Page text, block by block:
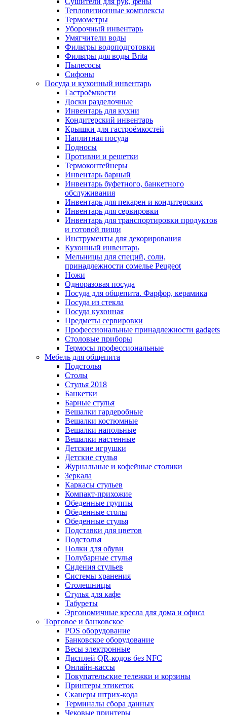
Тепловизионные комплексы
Термометры
Уборочный инвентарь
Умягчители воды
Фильтры водоподготовки
Фильтры для воды Brita
Пылесосы
Сифоны
Посуда и кухонный инвентарь
Гастроёмкости
Доски разделочные
Инвентарь для кухни
Кондитерский инвентарь
Крышки для гастроёмкостей
Наплитная посуда
Подносы
Противни и решетки
Термоконтейнеры
Инвентарь барный
Инвентарь буфетного, банкетного
обслуживания
Инвентарь для пекарен и кондитерских
Инвентарь для сервировки
Инвентарь для транспортировки продуктов
и готовой пищи
Инструменты для декорирования
Кухонный инвентарь
Мельницы для специй, соли,
принадлежности сомелье Peugeot
Ножи
Одноразовая посуда
Посуда для общепита. Фарфор, керамика
Посуда из стекла
Посуда кухонная
Предметы сервировки
Профессиональные принадлежности gadgets
Столовые приборы
Термосы профессиональные
Мебель для общепита
Подстолья
Столы
Стулья 2018
Банкетки
Барные стулья
Вешалки гардеробные
Вешалки костюмные
Вешалки напольные
Вешалки настенные
Детские игрушки
Детские стулья
Журнальные и кофейные столики
Зеркала
Каркасы стульев
Компакт-прихожие
Обеденные группы
Обеденные столы
Обеденные стулья
Подставки для цветов
Подстолья
Полки для обуви
Полубарные стулья
Сидения стульев
Системы хранения
Столешницы
Стулья для кафе
Табуреты
Эргономичные кресла для дома и офиса
Торговое и банковское
POS оборудование
Банковское оборудование
Весы электронные
Дисплей QR-кодов без NFC
Онлайн-кассы
Покупательские тележки и корзины
Принтеры этикеток
Сканеры штрих-кода
Терминалы сбора данных
Чековые принтеры